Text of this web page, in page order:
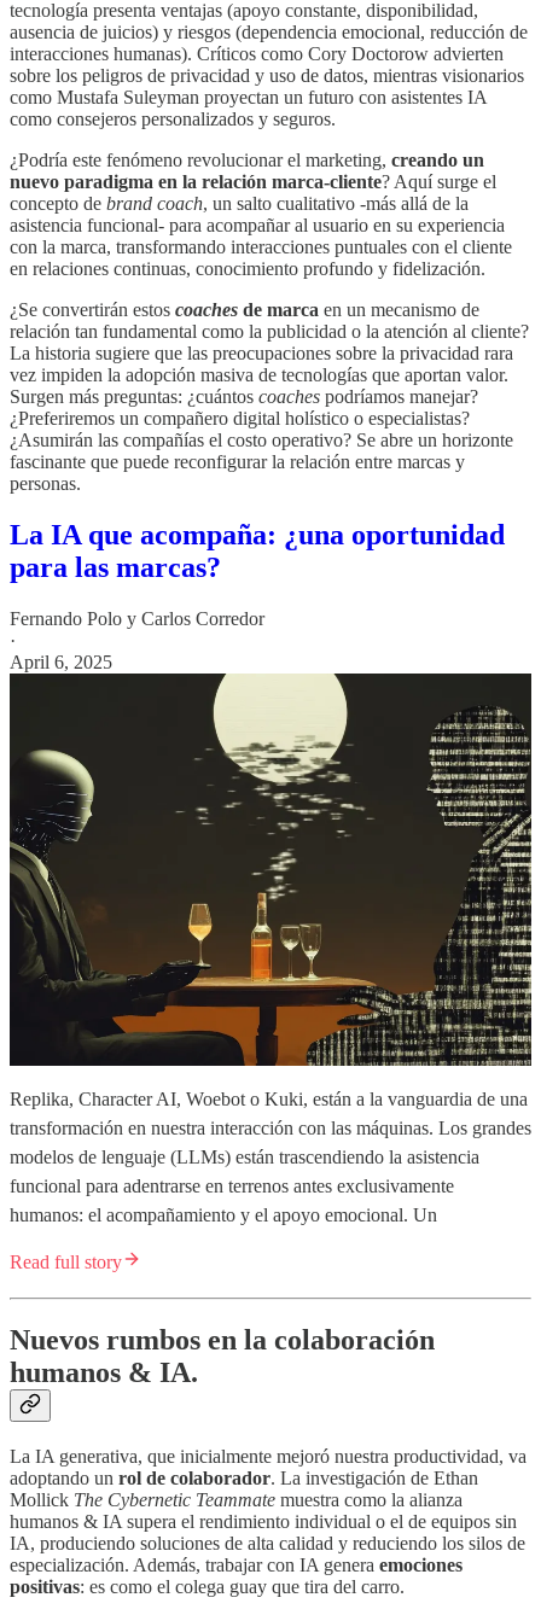
tecnología presenta ventajas (apoyo constante, disponibilidad,
ausencia de juicios) y riesgos (dependencia emocional, reducción de
interacciones humanas). Críticos como Cory Doctorow advierten
sobre los peligros de privacidad y uso de datos, mientras visionarios
como Mustafa Suleyman proyectan un futuro con asistentes IA
como consejeros personalizados y seguros.
¿Podría este fenómeno revolucionar el marketing, creando un
nuevo paradigma en la relación marca-cliente? Aquí surge el
concepto de brand coach, un salto cualitativo -más allá de la
asistencia funcional- para acompañar al usuario en su experiencia
con la marca, transformando interacciones puntuales con el cliente
en relaciones continuas, conocimiento profundo y fidelización.
¿Se convertirán estos coaches de marca en un mecanismo de
relación tan fundamental como la publicidad o la atención al cliente?
La historia sugiere que las preocupaciones sobre la privacidad rara
vez impiden la adopción masiva de tecnologías que aportan valor.
Surgen más preguntas: ¿cuántos coaches podríamos manejar?
¿Preferiremos un compañero digital holístico o especialistas?
¿Asumirán las compañías el costo operativo? Se abre un horizonte
fascinante que puede reconfigurar la relación entre marcas y
personas.
La IA que acompaña: ¿una oportunidad
para las marcas?
Fernando Polo y Carlos Corredor
·
April 6, 2025
Replika, Character AI, Woebot o Kuki, están a la vanguardia de una
transformación en nuestra interacción con las máquinas. Los grandes
modelos de lenguaje (LLMs) están trascendiendo la asistencia
funcional para adentrarse en terrenos antes exclusivamente
humanos: el acompañamiento y el apoyo emocional. Un
Read full story
Nuevos rumbos en la colaboración
humanos & IA.
La IA generativa, que inicialmente mejoró nuestra productividad, va
adoptando un rol de colaborador. La investigación de Ethan
Mollick The Cybernetic Teammate muestra como la alianza
humanos & IA supera el rendimiento individual o el de equipos sin
IA, produciendo soluciones de alta calidad y reduciendo los silos de
especialización. Además, trabajar con IA genera emociones
positivas: es como el colega guay que tira del carro.